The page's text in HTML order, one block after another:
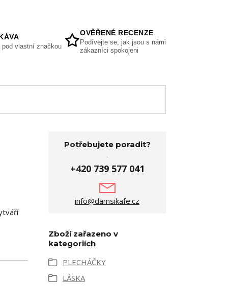
pod vlastní značkou
OVĚŘENÉ RECENZE
Podívejte se, jak jsou s námi
zákazníci spokojeni
Potřebujete poradit?
+420 739 577 041
info@damsikafe.cz
Zboží zařazeno v
kategoriích
PLECHÁČKY
LÁSKA